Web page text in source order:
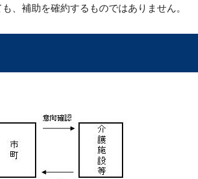
、補助を確約するものではありません。